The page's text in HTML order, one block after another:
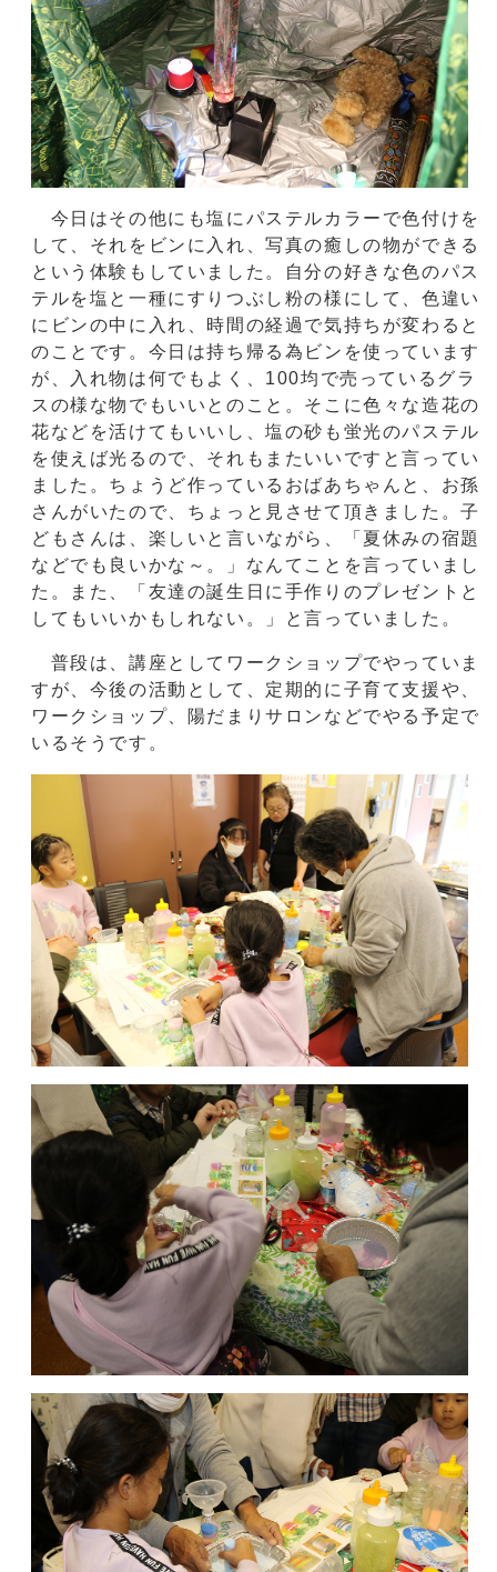
今日はその他にも塩にパステルカラーで色付けを
して、それをビンに入れ、写真の癒しの物ができる
という体験もしていました。自分の好きな色のパス
テルを塩と一種にすりつぶし粉の様にして、色違い
にビンの中に入れ、時間の経過で気持ちが変わると
のことです。今日は持ち帰る為ビンを使っています
が、入れ物は何でもよく、100均で売っているグラ
スの様な物でもいいとのこと。そこに色々な造花の
花などを活けてもいいし、塩の砂も蛍光のパステル
を使えば光るので、それもまたいいですと言ってい
ました。ちょうど作っているおばあちゃんと、お孫
さんがいたので、ちょっと見させて頂きました。子
どもさんは、楽しいと言いながら、「夏休みの宿題
などでも良いかな～。」なんてことを言っていまし
た。また、「友達の誕生日に手作りのプレゼントと
してもいいかもしれない。」と言っていました。
普段は、講座としてワークショップでやっていま
すが、今後の活動として、定期的に子育て支援や、
ワークショップ、陽だまりサロンなどでやる予定で
いるそうです。